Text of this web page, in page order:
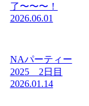
了〜〜〜！
2026.06.01
NAパーティー
2025 2日目
2026.01.14